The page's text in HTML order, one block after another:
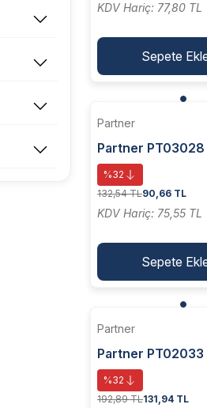
KDV Hariç: 77,80 TL
Sepete
Partner
Partner PT03028
Burma Tellı Daire
75xm10
%32
132,54 TL90,66 TL
KDV Hariç: 75,55 TL
Sepete
Partner
Partner PT02033
Dalgali Telli M14
Çanak Fırça 100
%32
192,89 TL131,94 TL